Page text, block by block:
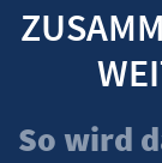
So wird